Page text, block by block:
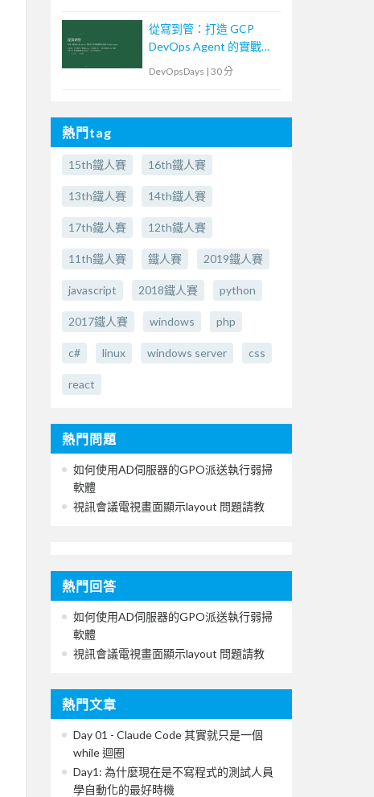
從寫到管：打造 GCP
DevOps Agent 的實戰紀
DevOpsDays | 30 分
熱門tag
15th鐵人賽 16th鐵人賽
13th鐵人賽 14th鐵人賽
17th鐵人賽 12th鐵人賽
11th鐵人賽 鐵人賽 2019鐵人賽
javascript 2018鐵人賽 python
2017鐵人賽 windows php
c# linux windows server css
react
熱門問題
如何使用AD伺服器的GPO派送執行弱掃
軟體
視訊會議電視畫面顯示layout 問題請教
熱門回答
如何使用AD伺服器的GPO派送執行弱掃
軟體
視訊會議電視畫面顯示layout 問題請教
熱門文章
Day 01 - Claude Code 其實就只是一個
while 迴圈
Day1: 為什麼現在是不寫程式的測試人員
學自動化的最好時機